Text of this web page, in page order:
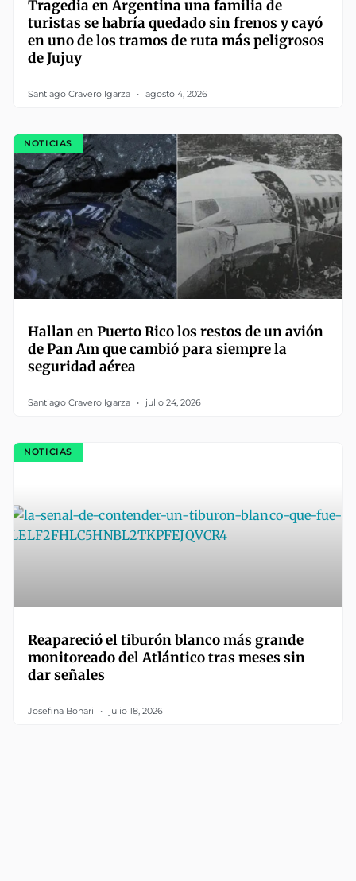
Tragedia en Argentina una familia de
turistas se habría quedado sin frenos y cayó
en uno de los tramos de ruta más peligrosos
de Jujuy
Santiago Cravero Igarza agosto 4, 2026
NOTICIAS
Hallan en Puerto Rico los restos de un avión
de Pan Am que cambió para siempre la
seguridad aérea
Santiago Cravero Igarza julio 24, 2026
NOTICIAS
Reapareció el tiburón blanco más grande
monitoreado del Atlántico tras meses sin
dar señales
Josefina Bonari julio 18, 2026